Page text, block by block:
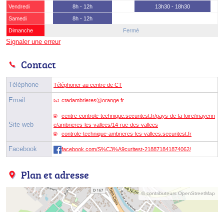
Vendredi
8h - 12h
13h30 - 18h30
Samedi
8h - 12h
Dimanche
Fermé
Signaler une erreur
Contact
Téléphone Téléphoner au centre de CT
Email ctadambrieresⓐorange.fr
Site web
centre-controle-technique.securitest.fr/pays-de-la-loire/mayenn
e/ambrieres-les-vallees/14-rue-des-vallees
controle-technique-ambrieres-les-vallees.securitest.fr
Facebook facebook.com/S%C3%A9curitest-218871841874062/
Plan et adresse
© contributeurs OpenStreetMap